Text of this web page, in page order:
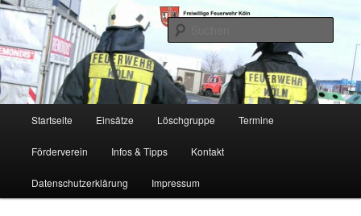
Zum
primären
Inhalt
springenFF Köln, LG RD
Freiwillige Feuerwehr Köln, Löschgruppe Rodenkirchen
Startseite Einsätze Löschgruppe Termine
Förderverein Infos & Tipps Kontakt
Datenschutzerklärung Impressum